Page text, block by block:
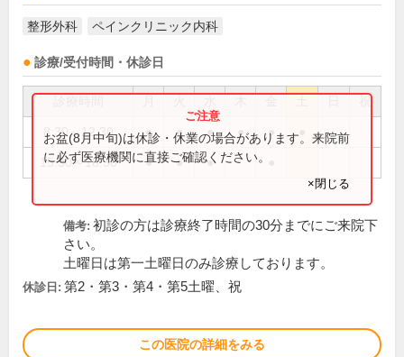
整形外科 ペインクリニック内科
診療/受付時間・休診日
祝
8:30～12:30 ● ● ● ● ●
15:30～18:30 ● ● ●
お盆(8月中旬)は休診・休業の場合があります。来院前
に必ず医療機関に直接ご確認ください。
×閉じる
備考: 初診の方は診療終了時間の30分までにご来院下
さい。
土曜日は第一土曜日のみ診療しております。
休診日: 第2・第3・第4・第5土曜、祝
この医院の詳細をみる